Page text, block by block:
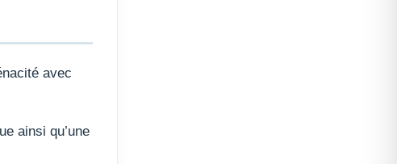
avec
ainsi qu’une